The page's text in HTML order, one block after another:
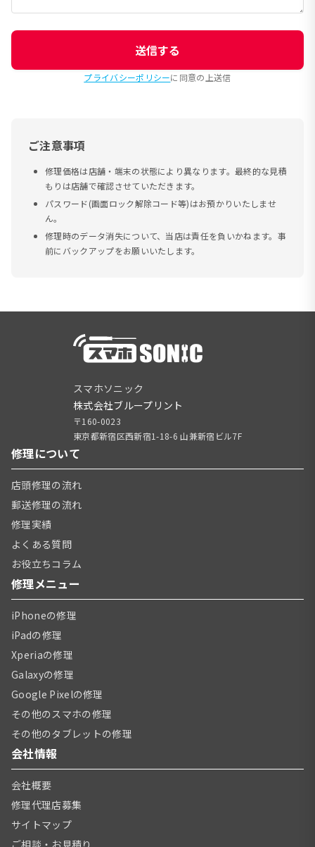
送信する
プライバシーポリシーに同意の上送信
ご注意事項
修理価格は店舗・端末の状態により異なります。最終的な見積
もりは店舗で確認させていただきます。
パスワード(画面ロック解除コード等)はお預かりいたしませ
ん。
修理時のデータ消失について、当店は責任を負いかねます。事
前にバックアップをお願いいたします。
スマホソニック
株式会社ブループリント
〒160-0023
東京都新宿区西新宿1-18-6 山兼新宿ビル7F
修理について
店頭修理の流れ
郵送修理の流れ
修理実績
よくある質問
お役立ちコラム
修理メニュー
iPhoneの修理
iPadの修理
Xperiaの修理
Galaxyの修理
Google Pixelの修理
その他のスマホの修理
その他のタブレットの修理
会社情報
会社概要
修理代理店募集
サイトマップ